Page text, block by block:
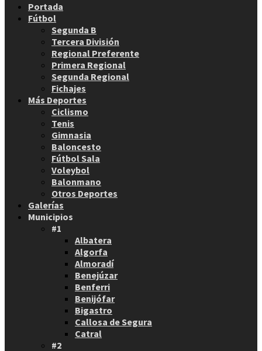
Portada
Fútbol
Segunda B
Tercera División
Regional Preferente
Primera Regional
Segunda Regional
Fichajes
Más Deportes
Ciclismo
Tenis
Gimnasia
Baloncesto
Fútbol Sala
Voleybol
Balonmano
Otros Deportes
Galerías
Municipios
#1
Albatera
Algorfa
Almoradí
Benejúzar
Benferri
Benijófar
Bigastro
Callosa de Segura
Catral
#2